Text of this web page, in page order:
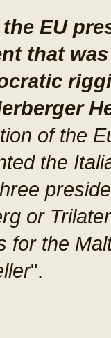
the EU
that
of the
the
or
for the
".